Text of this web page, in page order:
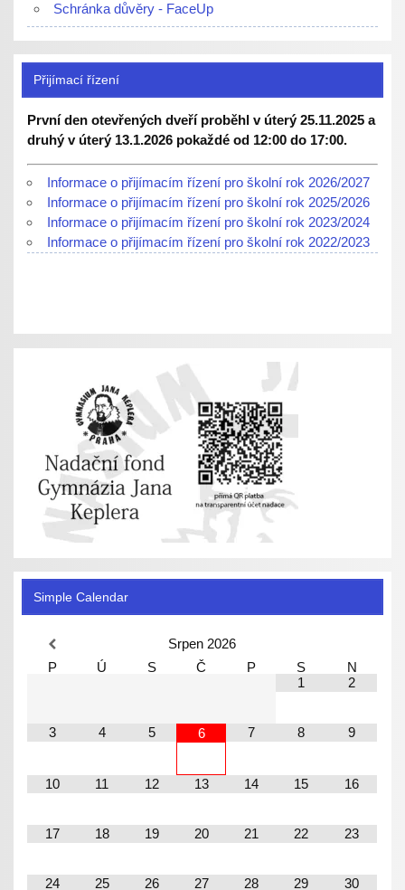
Schránka důvěry - FaceUp
Přijímací řízení
První den otevřených dveří proběhl v úterý 25.11.2025 a
druhý v úterý 13.1.2026 pokaždé od 12:00 do 17:00.
Informace o přijímacím řízení pro školní rok 2026/2027
Informace o přijímacím řízení pro školní rok 2025/2026
Informace o přijímacím řízení pro školní rok 2023/2024
Informace o přijímacím řízení pro školní rok 2022/2023
Simple Calendar
Srpen 2026
P
Ú S Č P S
N
1
2
3 4 5 6 7 8 9
10 11 12 13 14 15 16
17 18 19 20 21 22 23
24 25 26 27 28 29 30